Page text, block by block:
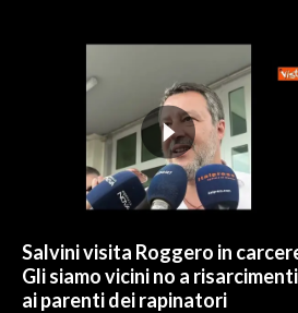
Salvini visita Roggero in
Gli siamo vicini no a risarcimenti
ai parenti dei rapinatori